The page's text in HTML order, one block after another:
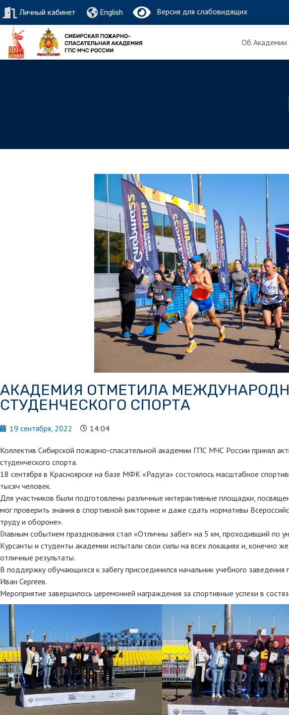
Личный кабинет English Версия для слабовидящих
Об Академии
АКАДЕМИЯ ОТМЕТИЛА
СТУДЕНЧЕСКОГО СПОРТА
19 сентября, 2022 14:04
Коллектив Сибирской пожарно-спасательной академии ГПС МЧС России принял
студенческого спорта.
18 сентября в Красноярске на базе МФК «Радуга» состоялось масштабное
тысяч человек.
Для участников были подготовлены различные интерактивные площадки,
мог проверить знания в спортивной викторине и даже сдать нормативы
труду и обороне».
Главным событием празднования стал «Отличны забег» на 5 км, проходивший по
Курсанты и студенты академии испытали свои силы на всех локациях и, конечно
отличные результаты.
В поддержку обучающихся к забегу присоединился начальник учебного
Иван Сергеев.
Мероприятие завершилось церемонией награждения за спортивные успехи в